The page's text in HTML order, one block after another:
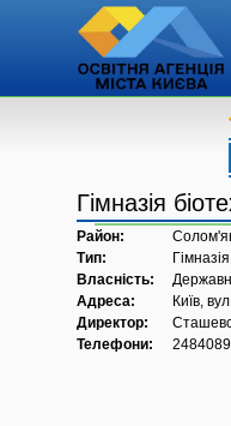
Гімназія
Район:
Тип:
Гімназія
Власність:
Адреса:
Київ,
Директор:
Телефони: